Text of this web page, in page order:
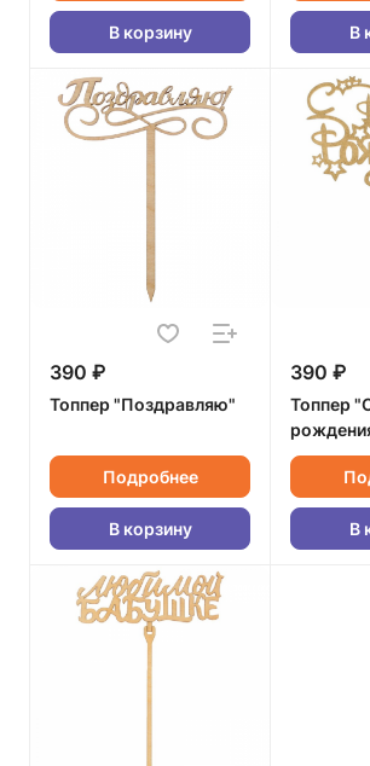
В корзину В
390 ₽
Топпер "Поздравляю"
Подробнее
В корзину
390 ₽
Топпер
В